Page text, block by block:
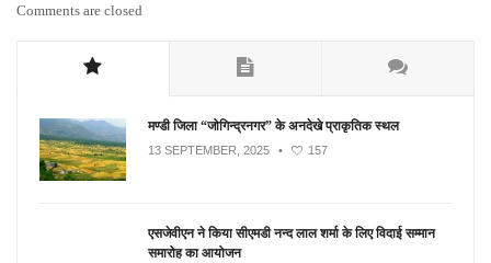
Comments are closed
मण्डी जिला “जोगिन्द्रनगर” के अनदेखे प्राकृतिक स्थल
13 SEPTEMBER, 2025 • 157
एसजेवीएन ने किया सीएमडी नन्‍द लाल शर्मा के लिए विदाई सम्मान
समारोह का आयोजन